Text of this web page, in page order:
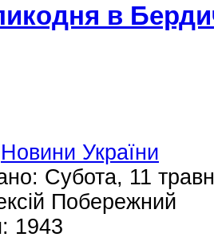
в
Новини України
Субота, 11
Побережний
1943